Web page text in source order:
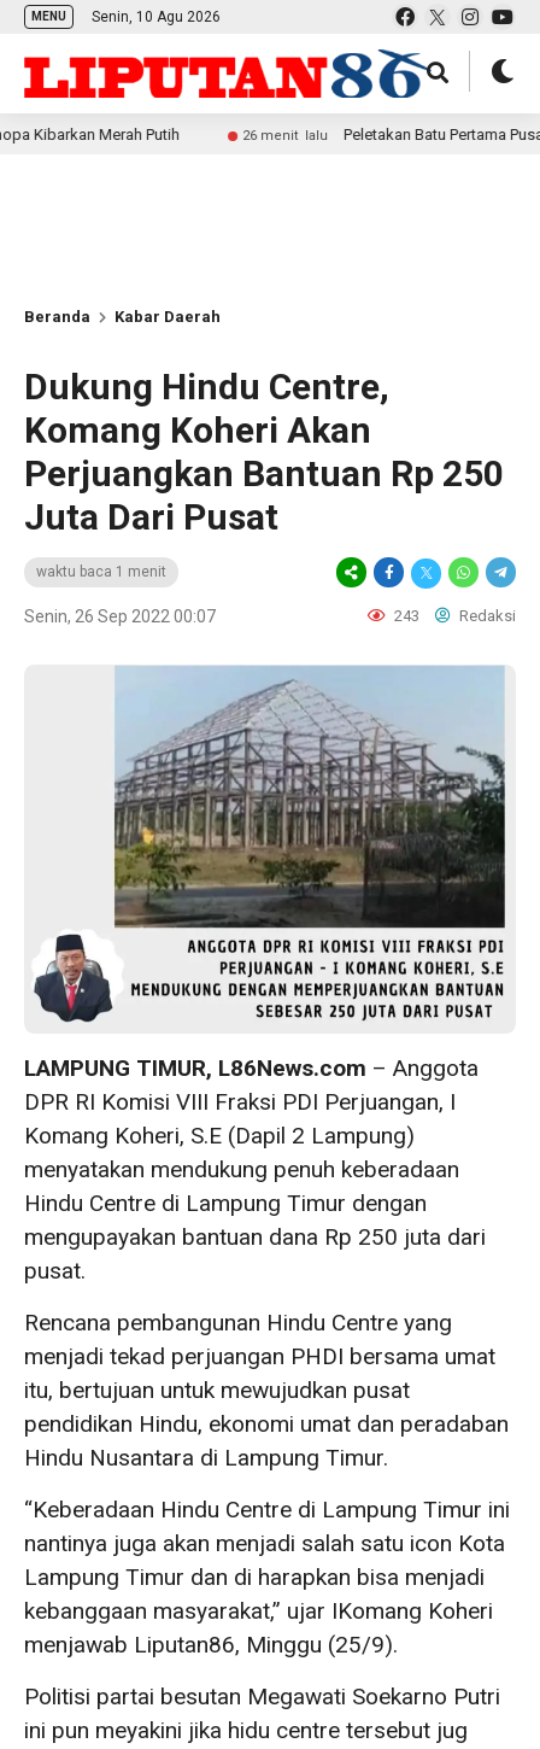
MENU Senin, 10 Agu 2026
Merah Putih 26 menit lalu Peletakan Batu Pertama Pusat
Beranda Kabar Daerah
Dukung Hindu Centre,
Komang Koheri Akan
Perjuangkan Bantuan Rp 250
Juta Dari Pusat
waktu baca 1 menit
Senin, 26 Sep 2022 00:07 243 Redaksi
LAMPUNG TIMUR, L86News.com – Anggota
DPR RI Komisi VIII Fraksi PDI Perjuangan, I
Komang Koheri, S.E (Dapil 2 Lampung)
menyatakan mendukung penuh keberadaan
Hindu Centre di Lampung Timur dengan
mengupayakan bantuan dana Rp 250 juta dari
pusat.
Rencana pembangunan Hindu Centre yang
menjadi tekad perjuangan PHDI bersama umat
itu, bertujuan untuk mewujudkan pusat
pendidikan Hindu, ekonomi umat dan peradaban
Hindu Nusantara di Lampung Timur.
“Keberadaan Hindu Centre di Lampung Timur ini
nantinya juga akan menjadi salah satu icon Kota
Lampung Timur dan di harapkan bisa menjadi
kebanggaan masyarakat,” ujar IKomang Koheri
menjawab Liputan86, Minggu (25/9).
Politisi partai besutan Megawati Soekarno Putri
ini pun meyakini jika hidu centre tersebut jug